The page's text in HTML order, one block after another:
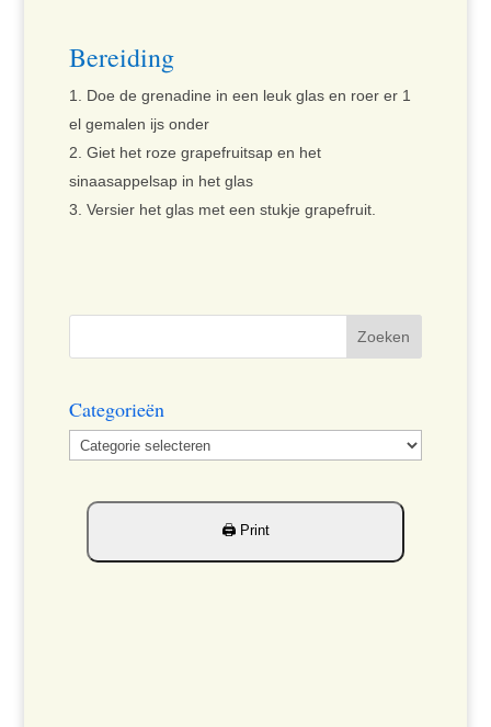
Bereiding
Doe de grenadine in een leuk glas en roer er 1
el gemalen ijs onder
Giet het roze grapefruitsap en het
sinaasappelsap in het glas
Versier het glas met een stukje grapefruit.
Categorieën
Categorieën